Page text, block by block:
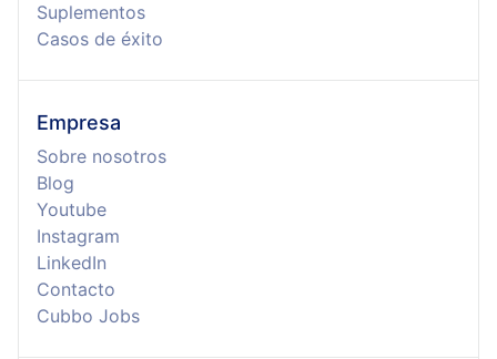
Suplementos
Casos de éxito
Empresa
Sobre nosotros
Blog
Youtube
Instagram
LinkedIn
Contacto
Cubbo Jobs